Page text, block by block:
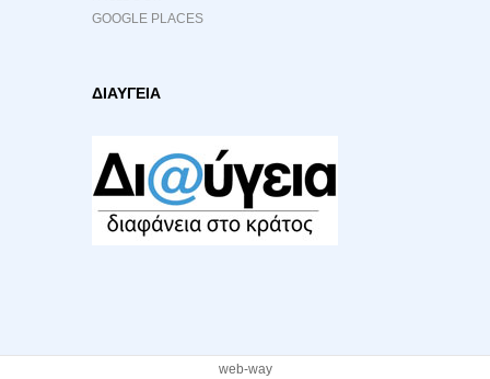
GOOGLE PLACES
ΔΙΑΥΓΕΙΑ
web-way